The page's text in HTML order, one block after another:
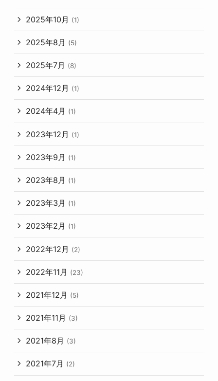
2025年10月 (1)
2025年8月 (5)
2025年7月 (8)
2024年12月 (1)
2024年4月 (1)
2023年12月 (1)
2023年9月 (1)
2023年8月 (1)
2023年3月 (1)
2023年2月 (1)
2022年12月 (2)
2022年11月 (23)
2021年12月 (5)
2021年11月 (3)
2021年8月 (3)
2021年7月 (2)